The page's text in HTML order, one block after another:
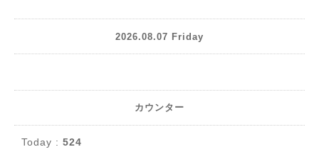
2026.08.07 Friday
カウンター
Today : 524